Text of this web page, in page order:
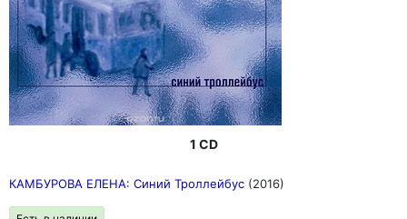
1 CD
КАМБУРОВА ЕЛЕНА: Синий Троллейбус (2016)